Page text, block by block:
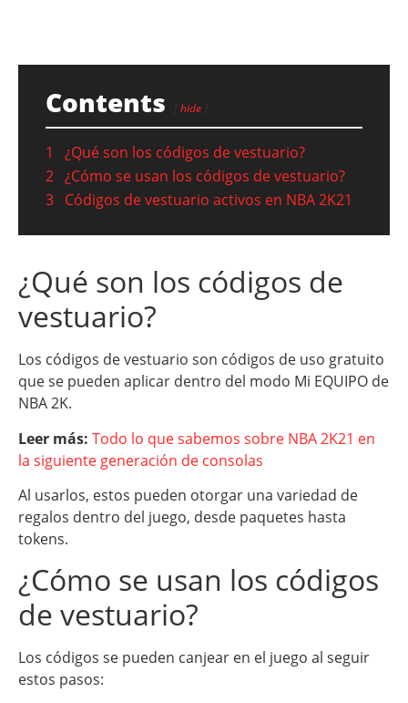
Contents hide
1
¿Qué son los códigos de vestuario?
2 ¿Cómo se usan los códigos de vestuario?
3 Códigos de vestuario activos en NBA 2K21
¿Qué son los códigos de
vestuario?
Los códigos de vestuario son códigos de uso gratuito
que se pueden aplicar dentro del modo Mi EQUIPO de
NBA 2K.
Leer más: Todo lo que sabemos sobre NBA 2K21 en
la siguiente generación de consolas
Al usarlos, estos pueden otorgar una variedad de
regalos dentro del juego, desde paquetes hasta
tokens.
¿Cómo se usan los códigos
de vestuario?
Los códigos se pueden canjear en el juego al seguir
estos pasos: